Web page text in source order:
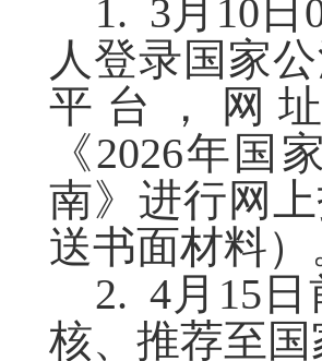
1. 3月10日
人登录国家
平台，网
《2026年
南》进行网
送书面材料）
2. 4月15
核、推荐至